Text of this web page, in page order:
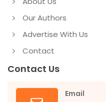
Our Authors
Advertise With Us
Contact
Contact Us
Email